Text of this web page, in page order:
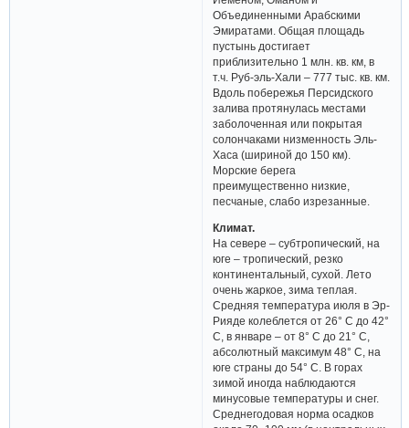
Объединенными Арабскими
Эмиратами. Общая площадь
пустынь достигает
приблизительно 1 млн. кв. км, в
т.ч. Руб-эль-Хали – 777 тыс. кв. км.
Вдоль побережья Персидского
залива протянулась местами
заболоченная или покрытая
солончаками низменность Эль-
Хаса (шириной до 150 км).
Морские берега
преимущественно низкие,
песчаные, слабо изрезанные.
Климат.
На севере – субтропический, на
юге – тропический, резко
континентальный, сухой. Лето
очень жаркое, зима теплая.
Средняя температура июля в Эр-
Рияде колеблется от 26° С до 42°
С, в январе – от 8° С до 21° С,
абсолютный максимум 48° С, на
юге страны до 54° С. В горах
зимой иногда наблюдаются
минусовые температуры и снег.
Среднегодовая норма осадков